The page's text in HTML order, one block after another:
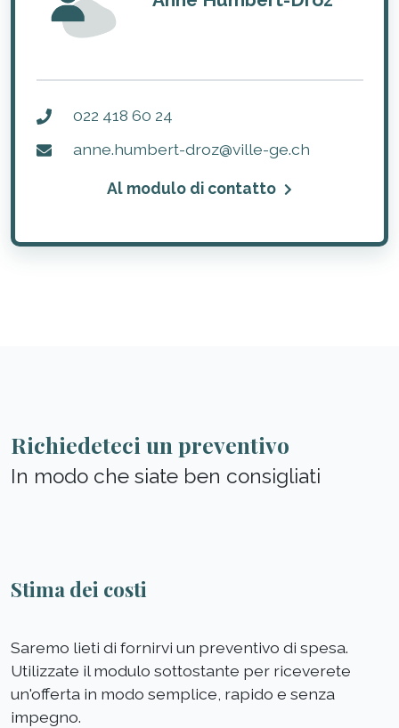
022 418 60 24
anne.humbert-droz@ville-ge.ch
Al modulo di contatto
Richiedeteci un preventivo
In modo che siate ben consigliati
Stima dei costi
Saremo lieti di fornirvi un preventivo di spesa.
Utilizzate il modulo sottostante per riceverete
un'offerta in modo semplice, rapido e senza
impegno.